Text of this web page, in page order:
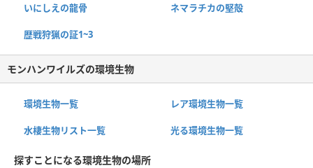
いにしえの龍骨 ネマラチカの堅殻
歴戦狩猟の証1~3
モンハンワイルズの環境生物
環境生物一覧 レア環境生物一覧
水棲生物リスト一覧 光る環境生物一覧
探すことになる環境生物の場所